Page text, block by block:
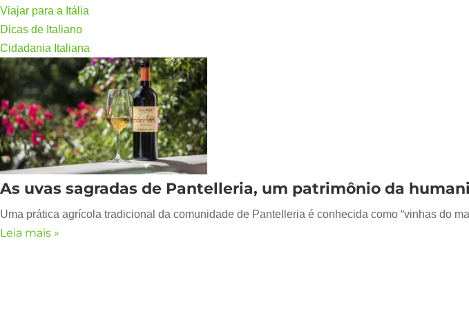
Viajar para a Itália
Dicas de Italiano
Cidadania Italiana
As uvas sagradas de Pantelleria, um patrimônio da
Uma prática agrícola tradicional da comunidade de Pantelleria é conhecida como “vinhas do
Leia mais »